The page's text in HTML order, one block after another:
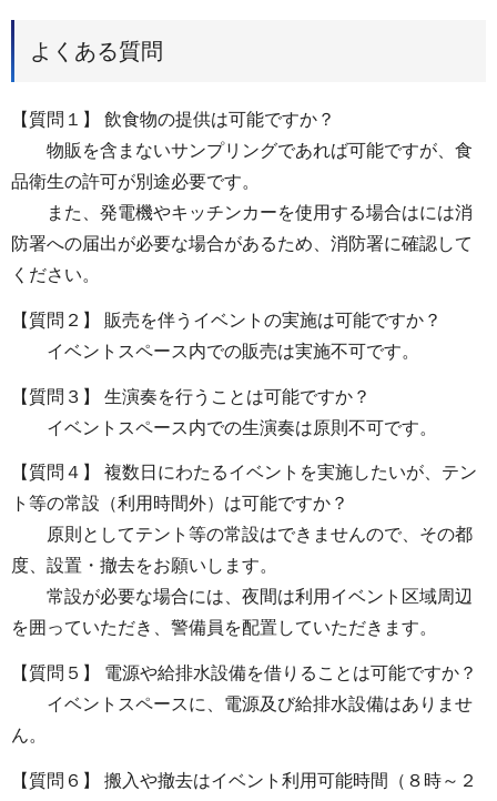
よくある質問
【質問１】 飲食物の提供は可能ですか？
物販を含まないサンプリングであれば可能ですが、食
品衛生の許可が別途必要です。
また、発電機やキッチンカーを使用する場合はには消
防署への届出が必要な場合があるため、消防署に確認して
ください。
【質問２】 販売を伴うイベントの実施は可能ですか？
イベントスペース内での販売は実施不可です。
【質問３】 生演奏を行うことは可能ですか？
イベントスペース内での生演奏は原則不可です。
【質問４】 複数日にわたるイベントを実施したいが、テン
ト等の常設（利用時間外）は可能ですか？
原則としてテント等の常設はできませんので、その都
度、設置・撤去をお願いします。
常設が必要な場合には、夜間は利用イベント区域周辺
を囲っていただき、警備員を配置していただきます。
【質問５】 電源や給排水設備を借りることは可能ですか？
イベントスペースに、電源及び給排水設備はありませ
ん。
【質問６】 搬入や撤去はイベント利用可能時間（８時～２